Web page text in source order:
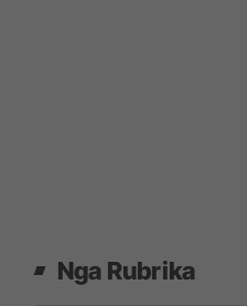
Nga Rubrika